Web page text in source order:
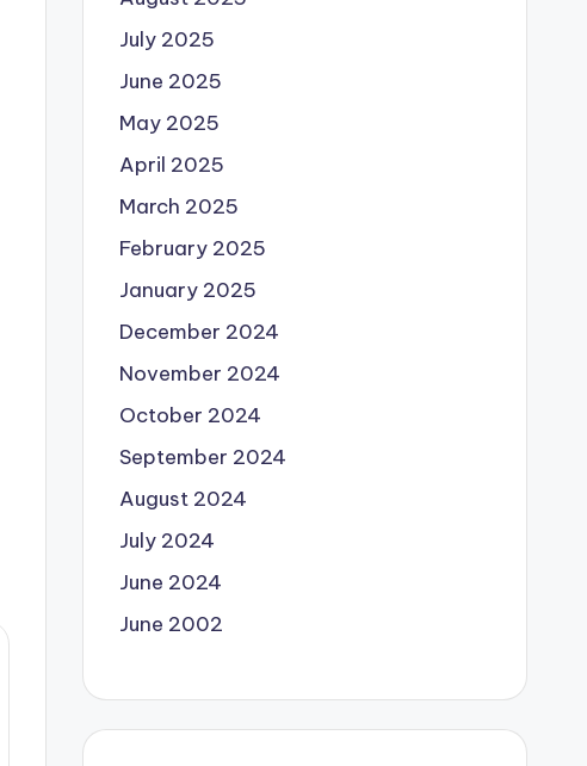
July 2025
June 2025
May 2025
April 2025
March 2025
February 2025
January 2025
December 2024
November 2024
October 2024
September 2024
August 2024
July 2024
June 2024
June 2002